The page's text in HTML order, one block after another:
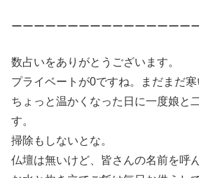
ーーーーーーーーーーーーーーーー
数占いをありがとうございます。
プライベートが0ですね。まだまだ寒
ちょっと温かくなった日に一度娘と
す。
掃除もしないとな。
仏壇は無いけど、皆さんの名前を呼